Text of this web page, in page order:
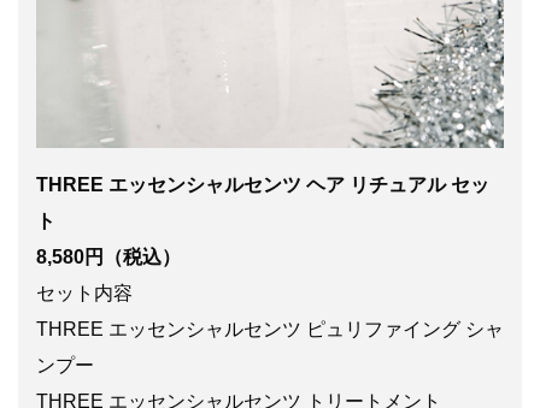
THREE エッセンシャルセンツ ヘア リチュアル セッ
ト
8,580円（税込）
セット内容
THREE エッセンシャルセンツ ピュリファイング シャ
ンプー
THREE エッセンシャルセンツ トリートメント